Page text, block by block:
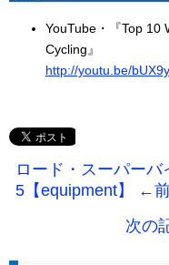
YouTube・『Top 10
Cycling』
http://youtu.be/
ロード・スーパーバ
5【equipment】 ←
次の